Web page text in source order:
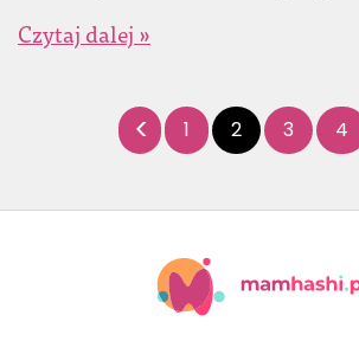
Czytaj dalej »
1 2 3 4